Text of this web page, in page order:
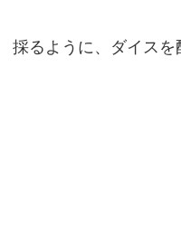
採るように、ダイス